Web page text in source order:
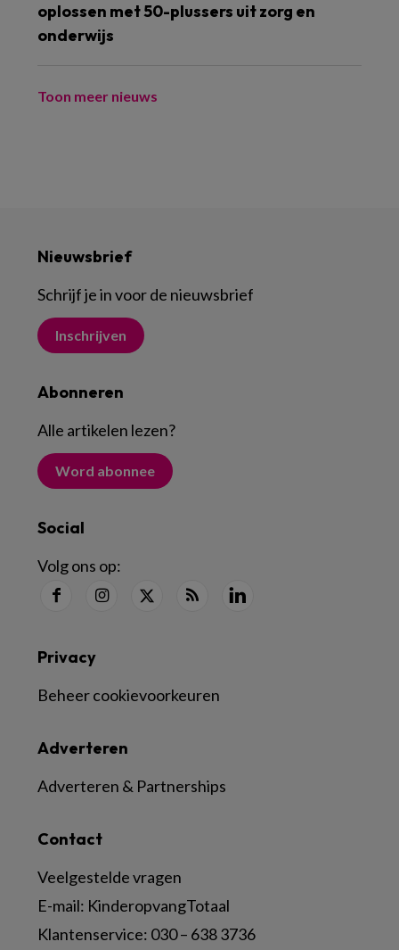
oplossen met 50-plussers uit zorg en
onderwijs
Toon meer nieuws
Nieuwsbrief
Schrijf je in voor de nieuwsbrief
Inschrijven
Abonneren
Alle artikelen lezen?
Word abonnee
Social
Volg ons op:
Contact
Veelgestelde vragen
E-mail: KinderopvangTotaal
Klantenservice: 030 – 638 3736
Adverteren
Adverteren & Partnerships
Privacy
Beheer cookievoorkeuren